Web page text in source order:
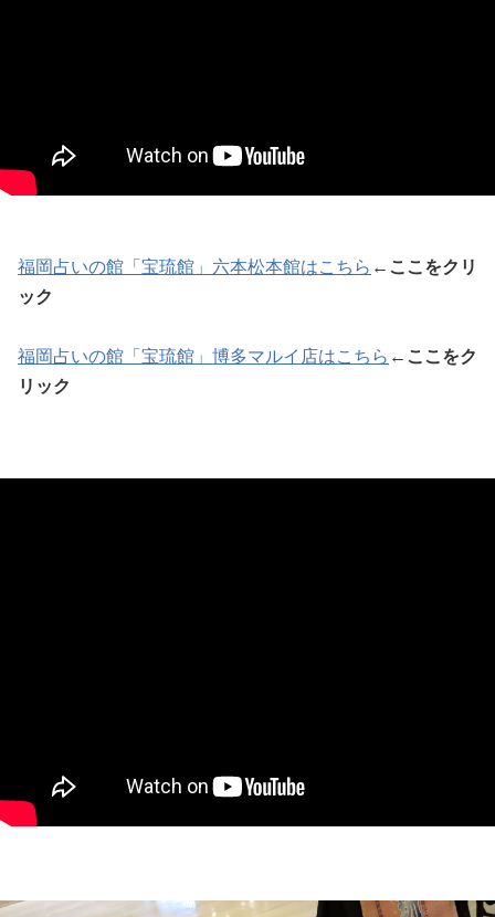
福岡占いの館「宝琉館」六本松本館はこちら ← ここをクリ
ック
福岡占いの館「宝琉館」博多マルイ店はこちら ← ここをク
リック